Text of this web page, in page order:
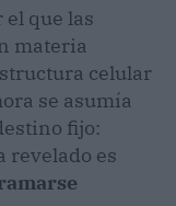
el que las
materia
celular
se asumía
fijo:
revelado es